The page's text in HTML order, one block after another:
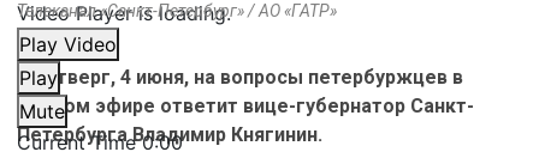
Video Player is loading.
Play Video
Play
Mute
Current Time0:00
Телеканал «Санкт-Петербург» / АО «ГАТР»
В четверг, 4 июня, на вопросы петербуржцев в
прямом эфире ответит вице-губернатор Санкт-
Петербурга Владимир Княгинин.